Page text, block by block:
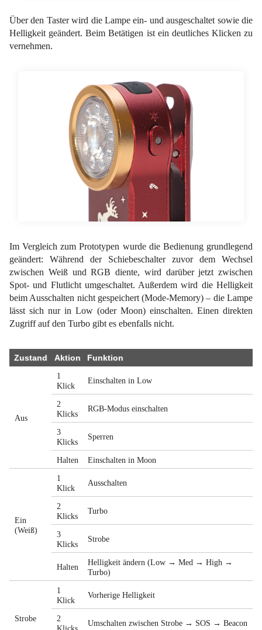
Über den Taster wird die Lampe ein- und ausgeschaltet sowie die
Helligkeit geändert. Beim Betätigen ist ein deutliches Klicken zu
vernehmen.
Im Vergleich zum Prototypen wurde die Bedienung grundlegend
geändert: Während der Schiebeschalter zuvor dem Wechsel
zwischen Weiß und RGB diente, wird darüber jetzt zwischen
Spot- und Flutlicht umgeschaltet. Außerdem wird die Helligkeit
beim Ausschalten nicht gespeichert (Mode-Memory) – die Lampe
lässt sich nur in Low (oder Moon) einschalten. Einen direkten
Zugriff auf den Turbo gibt es ebenfalls nicht.
Zustand Aktion Funktion
Aus
1
Klick
Einschalten in Low
2
Klicks
RGB-Modus einschalten
3
Klicks
Sperren
Halten Einschalten in Moon
Ein
(Weiß)
1
Klick
Ausschalten
2
Klicks
Turbo
3
Klicks
Strobe
Halten
Helligkeit ändern (Low → Med → High →
Turbo)
Strobe
1
Klick
Vorherige Helligkeit
2
Umschalten zwischen Strobe → SOS → Beacon